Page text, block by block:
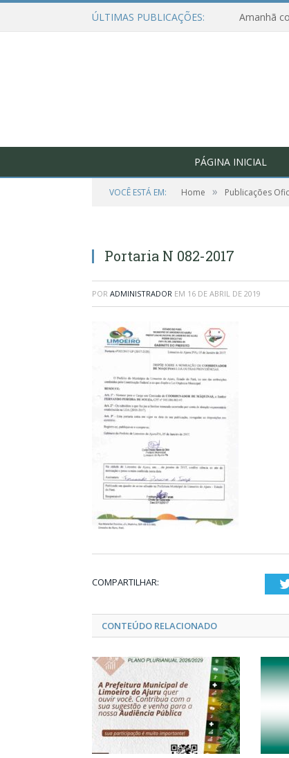
ÚLTIMAS PUBLICAÇÕES:
PÁGINA INICIAL
VOCÊ ESTÁ EM: Home » Publicações
Portaria N 082-2017
POR ADMINISTRADOR EM 16 DE ABRIL DE 2019
COMPARTILHAR:
CONTEÚDO RELACIONADO